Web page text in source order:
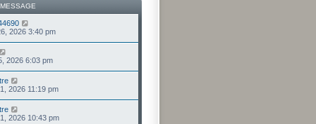
2026 3:40 pm
2026 6:03 pm
2026 11:19 pm
2026 10:43 pm